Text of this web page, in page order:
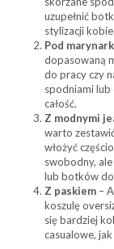
uzupełnić
stylizacji
Pod
dopasowaną
do pracy czy
spodniami
całość.
Z modnymi
warto
włożyć
swobodny,
lub botków
Z paskiem –
koszulę
się bardziej
casualowe,